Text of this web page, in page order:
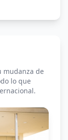
mudanza de
lo que